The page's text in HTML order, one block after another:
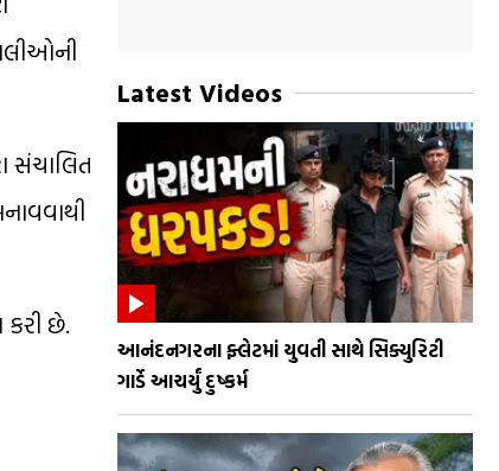
સંચાલિત
છે.
Latest Videos
આનંદનગરના ફ્લેટમાં યુવતી સાથે સિક્યુરિટી
ગાર્ડે આચર્યું દુષ્કર્મ